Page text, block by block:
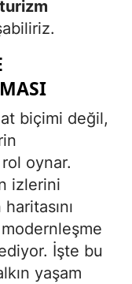
Yalova
Karabük
Kilis
Osmaniye
Düzce
biçimi değil,
oynar.
izlerini
İşte bu
yaşam